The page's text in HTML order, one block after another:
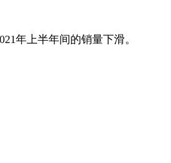
年上半年间的销量下滑。